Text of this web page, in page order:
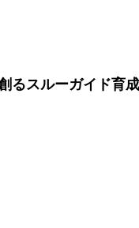
るスルーガイド育